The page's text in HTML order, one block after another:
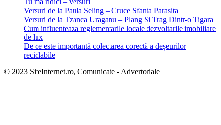
Tu mă ridici – versuri
Versuri de la Paula Seling – Cruce Sfanta Parasita
Versuri de la Tzanca Uraganu – Plang Si Trag Dintr-o Tigara
Cum influenteaza reglementarile locale dezvoltarile imobiliare
de lux
De ce este importantă colectarea corectă a deșeurilor
reciclabile
© 2023 SiteInternet.ro, Comunicate - Advertoriale